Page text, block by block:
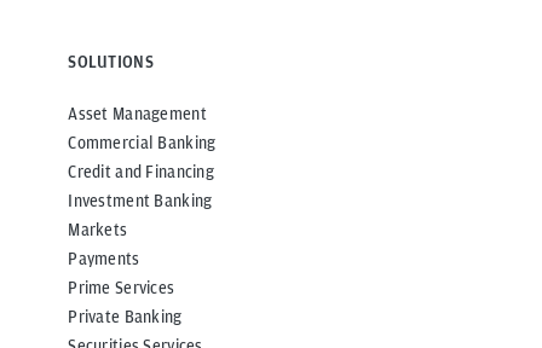
SOLUTIONS
Asset Management
Commercial Banking
Credit and Financing
Investment Banking
Markets
Payments
Prime Services
Private Banking